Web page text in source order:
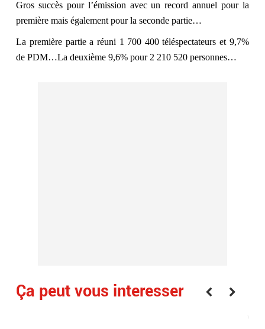
Gros succès pour l’émission avec un record annuel pour la
première mais également pour la seconde partie…
La première partie a réuni 1 700 400 téléspectateurs et 9,7%
de PDM…La deuxième 9,6% pour 2 210 520 personnes…
Ça peut vous interesser